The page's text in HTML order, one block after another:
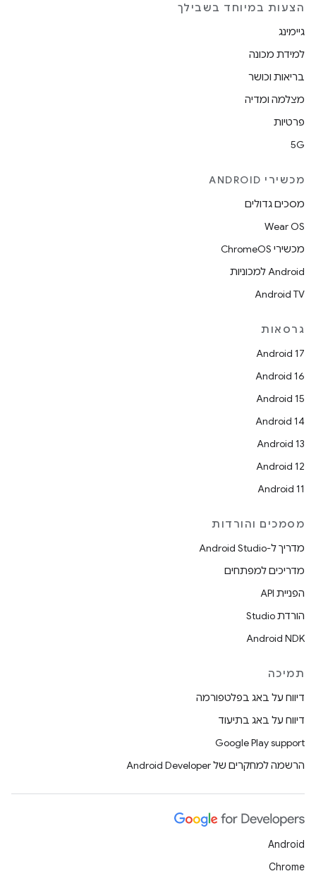
הצעות במיוחד בשבילך
גיימינג
למידת מכונה
בריאות וכושר
מצלמה ומדיה
פרטיות
5G
מכשירי ANDROID
מסכים גדולים
Wear OS
מכשירי ChromeOS
Android למכוניות
Android TV
גרסאות
Android 17
Android 16
Android 15
Android 14
Android 13
Android 12
Android 11
מסמכים והורדות
מדריך ל-Android Studio
מדריכים למפתחים
הפניית API
הורדת Studio
Android NDK
תמיכה
דיווח על באג בפלטפורמה
דיווח על באג בתיעוד
Google Play support
הרשמה למחקרים של Android Developer
Android
Chrome